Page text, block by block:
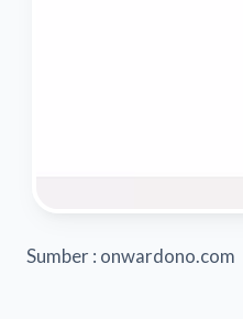
Sumber : onwardono.com